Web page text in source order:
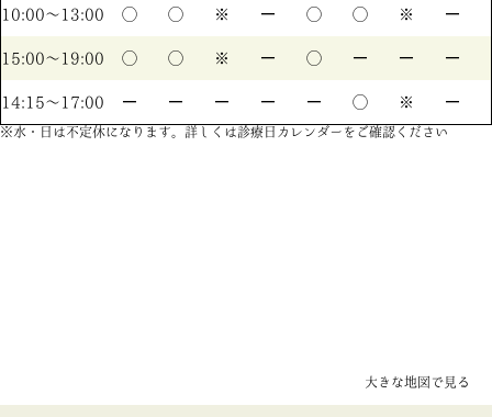
10:00〜13:00 ◯ ◯ ※ ー ◯ ◯ ※ ー
15:00〜19:00 ◯ ◯ ※ ー ◯ ー ー ー
14:15〜17:00 ー ー ー ー ー ◯ ※ ー
※水・日は不定休になります。詳しくは診療日カレンダーをご確認ください
大きな地図で見る